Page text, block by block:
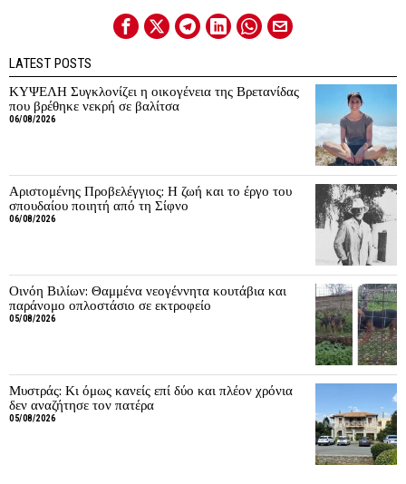
LATEST POSTS
ΚΥΨΕΛΗ Συγκλονίζει η οικογένεια της Βρετανίδας
που βρέθηκε νεκρή σε βαλίτσα
06/08/2026
Αριστομένης Προβελέγγιος: Η ζωή και το έργο του
σπουδαίου ποιητή από τη Σίφνο
06/08/2026
Οινόη Βιλίων: Θαμμένα νεογέννητα κουτάβια και
παράνομο οπλοστάσιο σε εκτροφείο
05/08/2026
Μυστράς: Κι όμως κανείς επί δύο και πλέον χρόνια
δεν αναζήτησε τον πατέρα
05/08/2026